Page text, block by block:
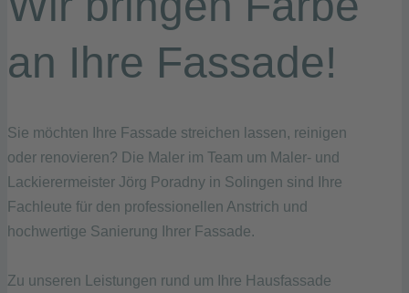
an Ihre Fassade!
Sie möchten Ihre Fassade streichen lassen, reinigen
oder renovieren? Die Maler im Team um Maler- und
Lackierermeister Jörg Poradny in Solingen sind Ihre
Fachleute für den professionellen Anstrich und
hochwertige Sanierung Ihrer Fassade.
Zu unseren Leistungen rund um Ihre Hausfassade